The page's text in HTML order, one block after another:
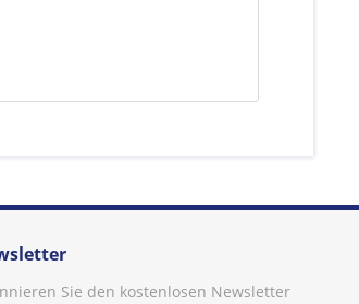
Sie den kostenlosen Newsletter